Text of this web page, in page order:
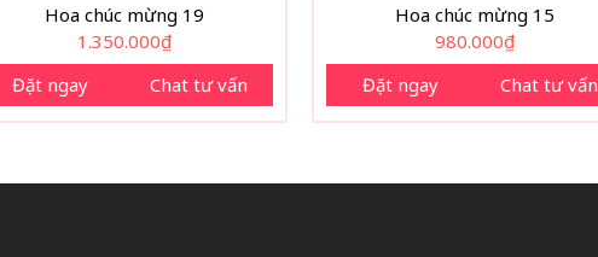
Hoa chúc mừng 19
1.350.000₫
Đặt ngay
Chat tư vấn
Hoa chúc mừng 15
980.000₫
Đặt ngay
Chat tư vấn